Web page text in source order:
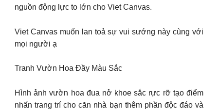
nguồn động lực to lớn cho Viet Canvas.
Viet Canvas muốn lan toả sự vui sướng này cùng với
mọi người ạ
Tranh Vườn Hoa Đầy Màu Sắc
Hình ảnh vườn hoa đua nở khoe sắc rực rỡ tạo điểm
nhấn trang trí cho căn nhà bạn thêm phần độc đáo và